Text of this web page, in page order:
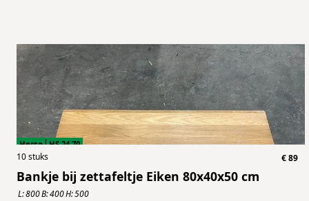
Herso HS.24.70
10stuks €89
Bankje bij zettafeltje Eiken 80x40x50 cm
L:800B:400H:500